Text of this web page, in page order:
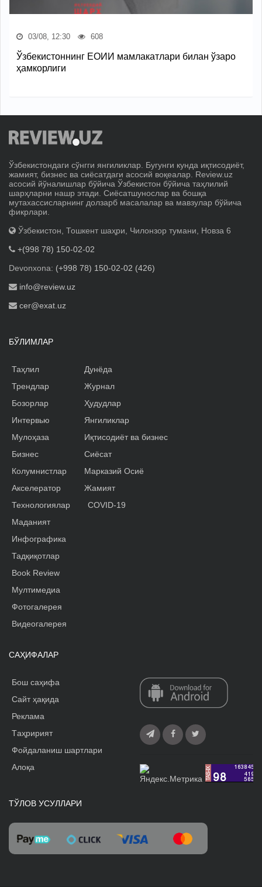
03/08, 12:30 608
Ўзбекистоннинг ЕОИИ мамлакатлари билан ўзаро
ҳамкорлиги
Ўзбекистондаги сўнгги янгиликлар. Бугунги кунда иқтисодиёт,
жамият, бизнес ва сиёсатдаги асосий воқеалар. Review.uz
асосий йўналишлар бўйича Ўзбекистон бўйича таҳлилий
шарҳларни нашр этади. Сиёсатшунослар ва бошқа
мутахассисларнинг долзарб масалалар ва мавзулар бўйича
фикрлари.
Ўзбекистон, Тошкент шаҳри, Чилонзор тумани, Новза 6
+(998 78) 150-02-02
Devonxona: (+998 78) 150-02-02 (426)
info@review.uz
cer@exat.uz
БЎЛИМЛАР
Таҳлил
Трендлар
Бозорлар
Интервью
Мулоҳаза
Бизнес
Колумнистлар
Акселератор
Дунёда
Журнал
Ҳудудлар
Янгиликлар
Иқтисодиёт ва бизнес
Сиёсат
Марказий Осиё
Жамият
Технологиялар
Маданият
Инфографика
Тадқиқотлар
Book Review
Мултимедиа
Фотогалерея
Видеогалерея
COVID-19
САҲИФАЛАР
Бош саҳифа
Сайт ҳақида
Реклама
Tаҳририят
Фойдаланиш шартлари
Алоқа
ТЎЛОВ УСУЛЛАРИ